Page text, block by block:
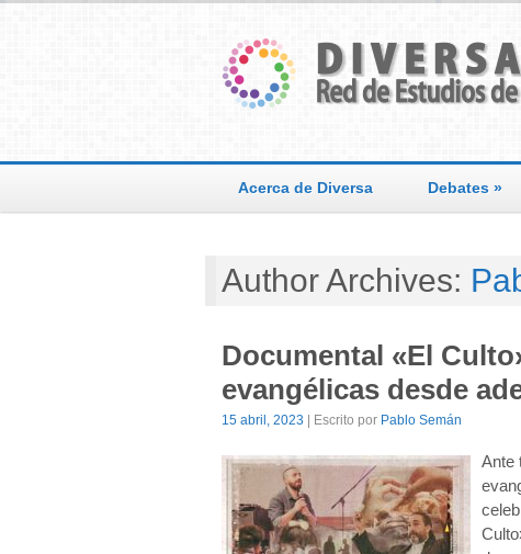
Acerca de Diversa Debates »
Author Archives:
Documental «El
evangélicas desde
15 abril, 2023 | Escrito por Pablo Semán
Ante